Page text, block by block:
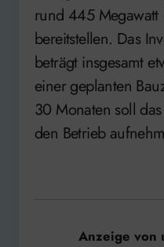
rund 445
bereitstellen. Das
beträgt insgesamt
einer geplanten
30 Monaten soll
den Betrieb
Anzeige von